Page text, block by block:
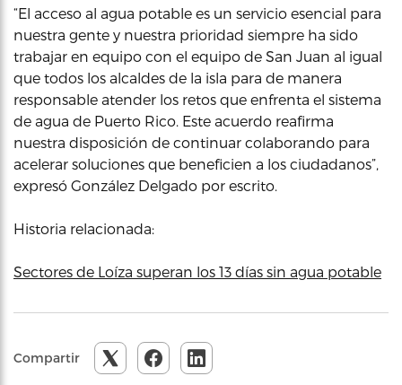
“El acceso al agua potable es un servicio esencial para
nuestra gente y nuestra prioridad siempre ha sido
trabajar en equipo con el equipo de San Juan al igual
que todos los alcaldes de la isla para de manera
responsable atender los retos que enfrenta el sistema
de agua de Puerto Rico. Este acuerdo reafirma
nuestra disposición de continuar colaborando para
acelerar soluciones que beneficien a los ciudadanos”,
expresó González Delgado por escrito.
Historia relacionada:
Sectores de Loíza superan los 13 días sin agua potable
Compartir